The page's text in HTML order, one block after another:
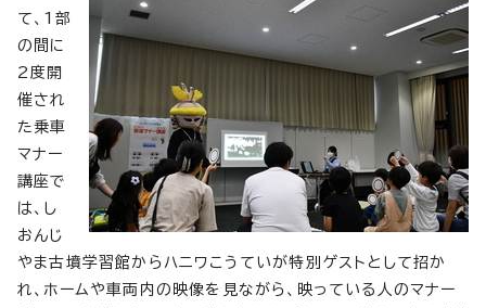
て、1部
の間に
2度開
催され
た乗車
マナー
講座で
は、し
おんじ
やま古墳学習館からハニワこうていが特別ゲストとして招か
れ、ホームや車両内の映像を見ながら、映っている人のマナー